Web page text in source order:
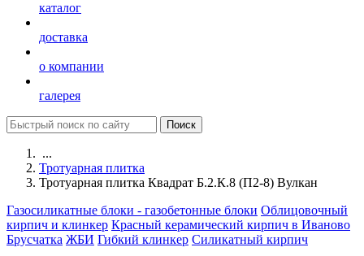
каталог
доставка
о компании
галерея
...
Тротуарная плитка
Тротуарная плитка Квадрат Б.2.К.8 (П2-8) Вулкан
Газосиликатные блоки - газобетонные блоки Облицовочный
кирпич и клинкер Красный керамический кирпич в Иваново
Брусчатка ЖБИ Гибкий клинкер Силикатный кирпич